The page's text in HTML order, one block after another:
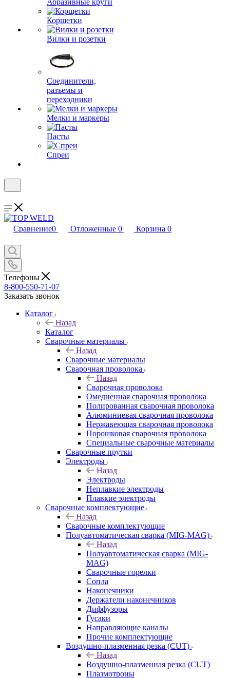
Абразивные круги
Корщетки
Вилки и розетки
Соединители,
разъемы и
переходники
Мелки и маркеры
Пасты
Спреи
Сравнение0 Отложенные 0 Корзина 0
Телефоны
8-800-550-71-07
Заказать звонок
Каталог
Назад
Каталог
Сварочные материалы
Назад
Сварочные материалы
Сварочная проволока
Назад
Сварочная проволока
Омедненная сварочная проволока
Полированная сварочная проволока
Алюминиевая сварочная проволока
Нержавеющая сварочная проволока
Порошковая сварочная проволока
Специальные сварочные материалы
Сварочные прутки
Электроды
Назад
Электроды
Неплавкие электроды
Плавкие электроды
Сварочные комплектующие
Назад
Сварочные комплектующие
Полуавтоматическая сварка (MIG-MAG)
Назад
Полуавтоматическая сварка (MIG-
MAG)
Сварочные горелки
Сопла
Наконечники
Держатели наконечников
Диффузоры
Гусаки
Направляющие каналы
Прочие комплектующие
Воздушно-плазменная резка (CUT)
Назад
Воздушно-плазменная резка (CUT)
Плазмотроны